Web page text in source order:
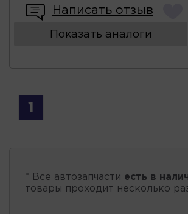
Написать отзыв
Показать аналоги
1
* Все автозапчасти есть в
товары проходит несколько